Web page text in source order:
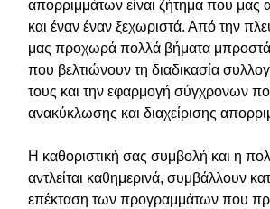
απορριμμάτων είναι ζήτημα που μας
και έναν έναν ξεχωριστά. Από την
μας προχωρά πολλά βήματα
που βελτιώνουν τη διαδικασία
τους και την εφαρμογή σύγχρονων
ανακύκλωσης και διαχείρισης
Η καθοριστική σας συμβολή και η
αντλείται καθημερινά, συμβάλλουν
επέκταση των προγραμμάτων που